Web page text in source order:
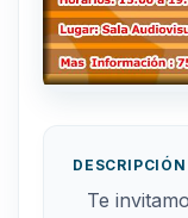
DESCRIPCIÓN
Te